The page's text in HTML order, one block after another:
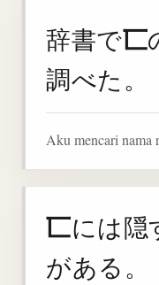
辞書で匸
調べた。
Aku mencari nama
匸には隠
がある。